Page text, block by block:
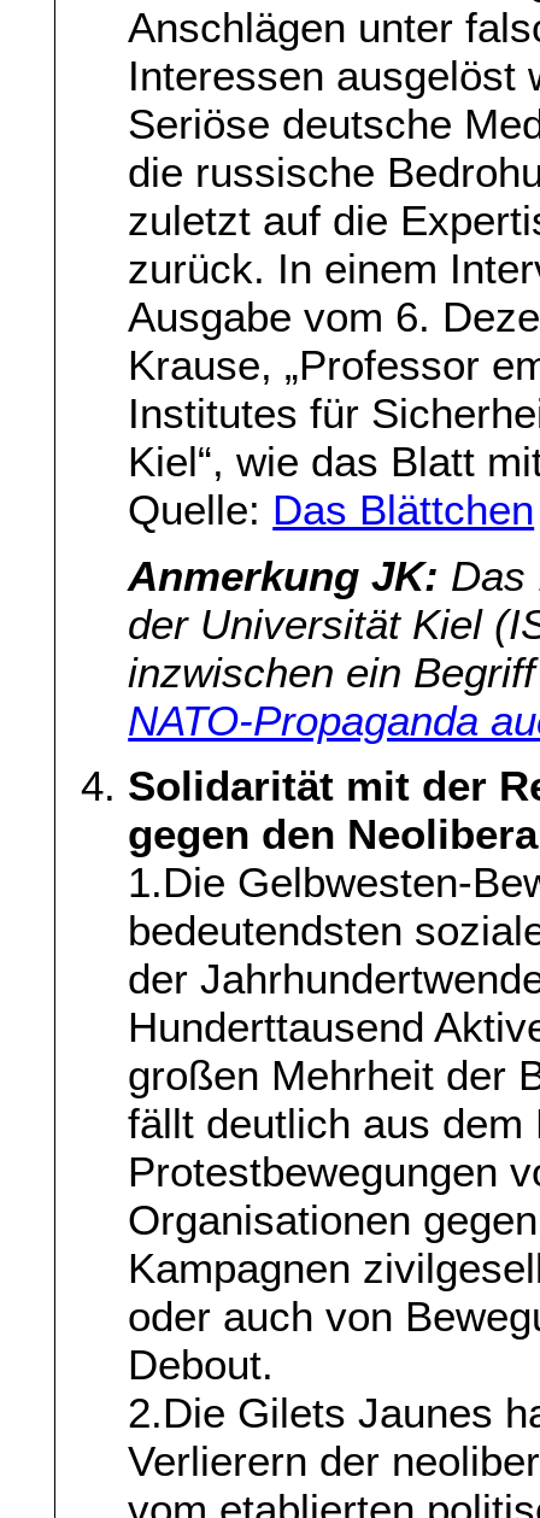
Anschlägen unter
Interessen ausgelöst
Seriöse deutsche
die russische
zuletzt auf die
zurück. In einem
Ausgabe vom 6.
Krause, „Professor
Institutes für
Kiel“, wie das Blatt
Quelle: Das Blättchen
Anmerkung JK: Das
der Universität Kiel
inzwischen ein
NATO-Propaganda
Solidarität mit der
gegen den
1.Die Gelbwesten-
bedeutendsten
der
Hunderttausend
großen Mehrheit der
fällt deutlich aus dem
Protestbewegungen
Organisationen
Kampagnen
oder auch von
Debout.
2.Die Gilets Jaunes
Verlierern der